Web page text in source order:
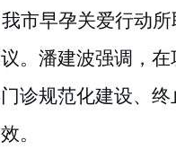
我市早孕关爱行动
。潘建波强调，在
诊规范化建设、 终
。